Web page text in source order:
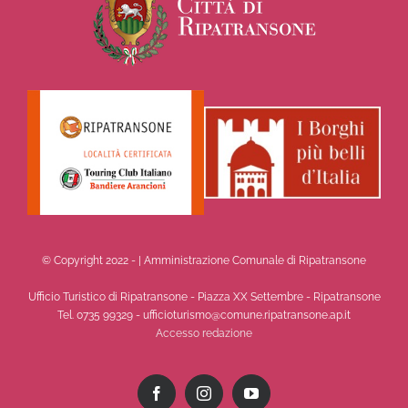
© Copyright 2022 - | Amministrazione Comunale di Ripatransone
Ufficio Turistico di Ripatransone - Piazza XX Settembre - Ripatransone
Tel. 0735 99329 - ufficioturismo@comune.ripatransone.ap.it
Accesso redazione
FacebookInstagramYouTube